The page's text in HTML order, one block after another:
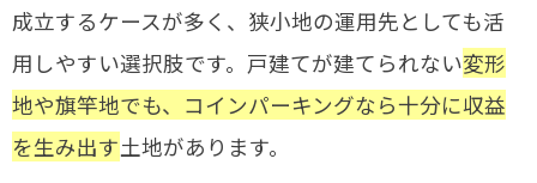
成立するケースが多く、狭小地の運用先としても活
用しやすい選択肢です。戸建てが建てられない変形
地や旗竿地でも、コインパーキングなら十分に収益
を生み出す土地があります。